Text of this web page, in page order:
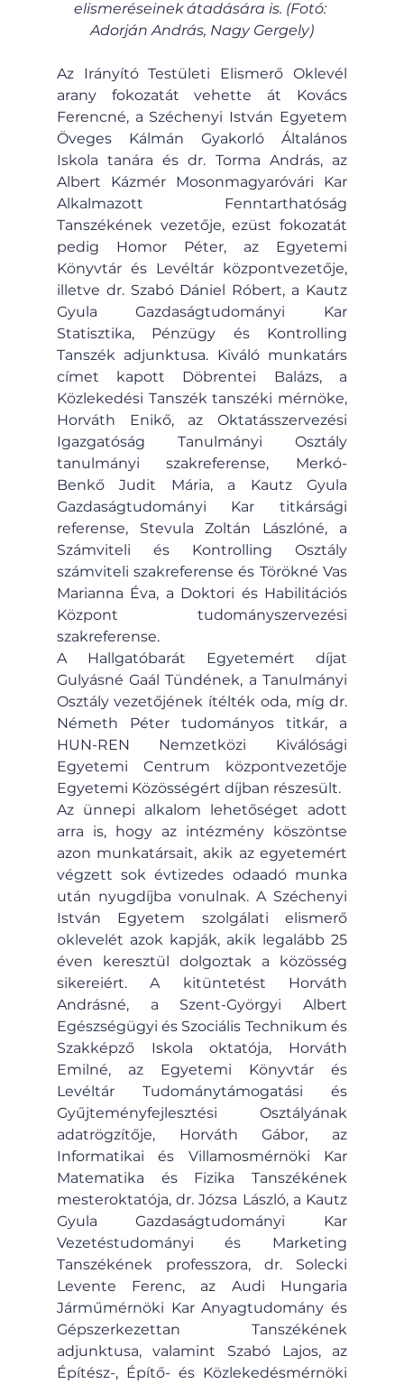
elismeréseinek átadására is. (Fotó:
Adorján András, Nagy Gergely)
Az Irányító Testületi Elismerő Oklevél
arany fokozatát vehette át Kovács
Ferencné, a Széchenyi István Egyetem
Öveges Kálmán Gyakorló Általános
Iskola tanára és dr. Torma András, az
Albert Kázmér Mosonmagyaróvári Kar
Alkalmazott Fenntarthatóság
Tanszékének vezetője, ezüst fokozatát
pedig Homor Péter, az Egyetemi
Könyvtár és Levéltár központvezetője,
illetve dr. Szabó Dániel Róbert, a Kautz
Gyula Gazdaságtudományi Kar
Statisztika, Pénzügy és Kontrolling
Tanszék adjunktusa. Kiváló munkatárs
címet kapott Döbrentei Balázs, a
Közlekedési Tanszék tanszéki mérnöke,
Horváth Enikő, az Oktatásszervezési
Igazgatóság Tanulmányi Osztály
tanulmányi szakreferense, Merkó-
Benkő Judit Mária, a Kautz Gyula
Gazdaságtudományi Kar titkársági
referense, Stevula Zoltán Lászlóné, a
Számviteli és Kontrolling Osztály
számviteli szakreferense és Törökné Vas
Marianna Éva, a Doktori és Habilitációs
Központ tudományszervezési
szakreferense.
A Hallgatóbarát Egyetemért díjat
Gulyásné Gaál Tündének, a Tanulmányi
Osztály vezetőjének ítélték oda, míg dr.
Németh Péter tudományos titkár, a
HUN-REN Nemzetközi Kiválósági
Egyetemi Centrum központvezetője
Egyetemi Közösségért díjban részesült.
Az ünnepi alkalom lehetőséget adott
arra is, hogy az intézmény köszöntse
azon munkatársait, akik az egyetemért
végzett sok évtizedes odaadó munka
után nyugdíjba vonulnak. A Széchenyi
István Egyetem szolgálati elismerő
oklevelét azok kapják, akik legalább 25
éven keresztül dolgoztak a közösség
sikereiért. A kitüntetést Horváth
Andrásné, a Szent-Györgyi Albert
Egészségügyi és Szociális Technikum és
Szakképző Iskola oktatója, Horváth
Emilné, az Egyetemi Könyvtár és
Levéltár Tudománytámogatási és
Gyűjteményfejlesztési Osztályának
adatrögzítője, Horváth Gábor, az
Informatikai és Villamosmérnöki Kar
Matematika és Fizika Tanszékének
mesteroktatója, dr. Józsa László, a Kautz
Gyula Gazdaságtudományi Kar
Vezetéstudományi és Marketing
Tanszékének professzora, dr. Solecki
Levente Ferenc, az Audi Hungaria
Járműmérnöki Kar Anyagtudomány és
Gépszerkezettan Tanszékének
adjunktusa, valamint Szabó Lajos, az
Építész-, Építő- és Közlekedésmérnöki